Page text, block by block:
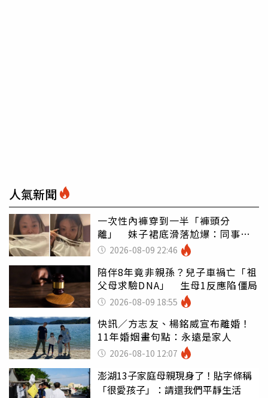
人氣新聞
一次性內褲穿到一半「褲頭分
離」 妹子裙底滑落尬爆：同事全
看光2026-08-09 22:46
陪伴8年竟非親孫？兒子車禍亡「祖
父母求驗DNA」 生母1反應陷僵局
2026-08-09 18:55
快訊／方志友、楊銘威宣布離婚！
11年婚姻畫句點：永遠是家人
2026-08-10 12:07
澎湖13子家庭母親現身了！貼字條稱
「很愛孩子」：請還我們平靜生活